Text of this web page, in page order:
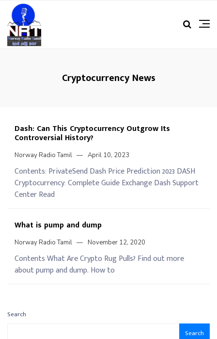
Cryptocurrency News
Dash: Can This Cryptocurrency Outgrow Its
Controversial History?
Norway Radio Tamil April 10, 2023
Contents: PrivateSend Dash Price Prediction 2023 DASH
Cryptocurrency: Complete Guide Exchange Dash Support
Center Read
What is pump and dump
Norway Radio Tamil November 12, 2020
Contents What Are Crypto Rug Pulls? Find out more
about pump and dump. How to
Search
Search